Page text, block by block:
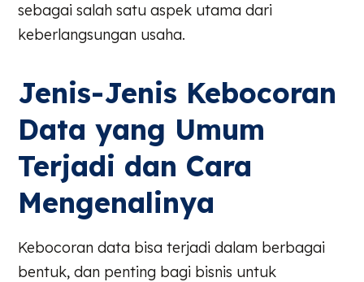
sebagai salah satu aspek utama dari
keberlangsungan usaha.
Jenis-Jenis Kebocoran
Data yang Umum
Terjadi dan Cara
Mengenalinya
Kebocoran data bisa terjadi dalam berbagai
bentuk, dan penting bagi bisnis untuk